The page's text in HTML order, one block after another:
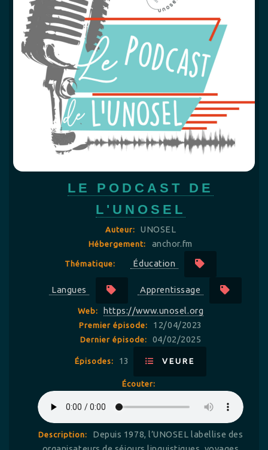
LE PODCAST DE
L'UNOSEL
Auteur: UNOSEL
Hébergement: anchor.fm
Thématique: Éducation
Langues Apprentissage
Web: https://www.unosel.org
Premier épisode: 12/04/2023
Dernier épisode: 04/02/2025
Épisodes: 13 VEURE
Écouter:
Description:
Depuis 1978, l’UNOSEL labellise des